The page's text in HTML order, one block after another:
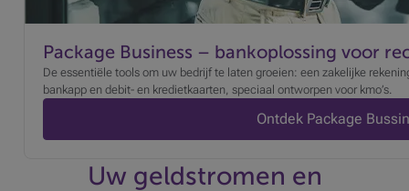
Package Business – bankoplossing voor
De essentiële tools om uw bedrijf te laten groeien: een zakelijke
bankapp en debit- en kredietkaarten, speciaal ontworpen voor kmo’s.
Ontdek Package
Uw geldstromen en